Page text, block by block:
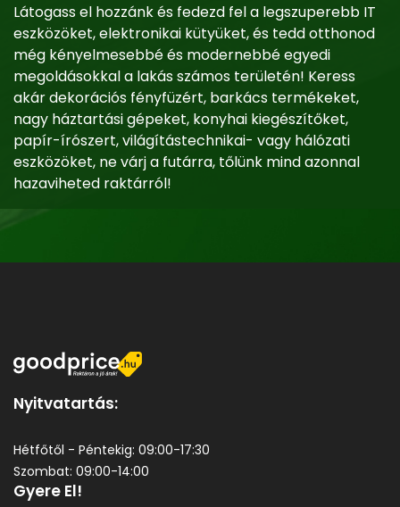
Látogass el hozzánk és fedezd fel a legszuperebb IT
eszközöket, elektronikai kütyüket, és tedd otthonod
még kényelmesebbé és modernebbé egyedi
megoldásokkal a lakás számos területén! Keress
akár dekorációs fényfüzért, barkács termékeket,
nagy háztartási gépeket, konyhai kiegészítőket,
papír-írószert, világítástechnikai- vagy hálózati
eszközöket, ne várj a futárra, tőlünk mind azonnal
hazaviheted raktárról!
Nyitvatartás:
Hétfőtől - Péntekig: 09:00-17:30
Szombat: 09:00-14:00
Gyere El!